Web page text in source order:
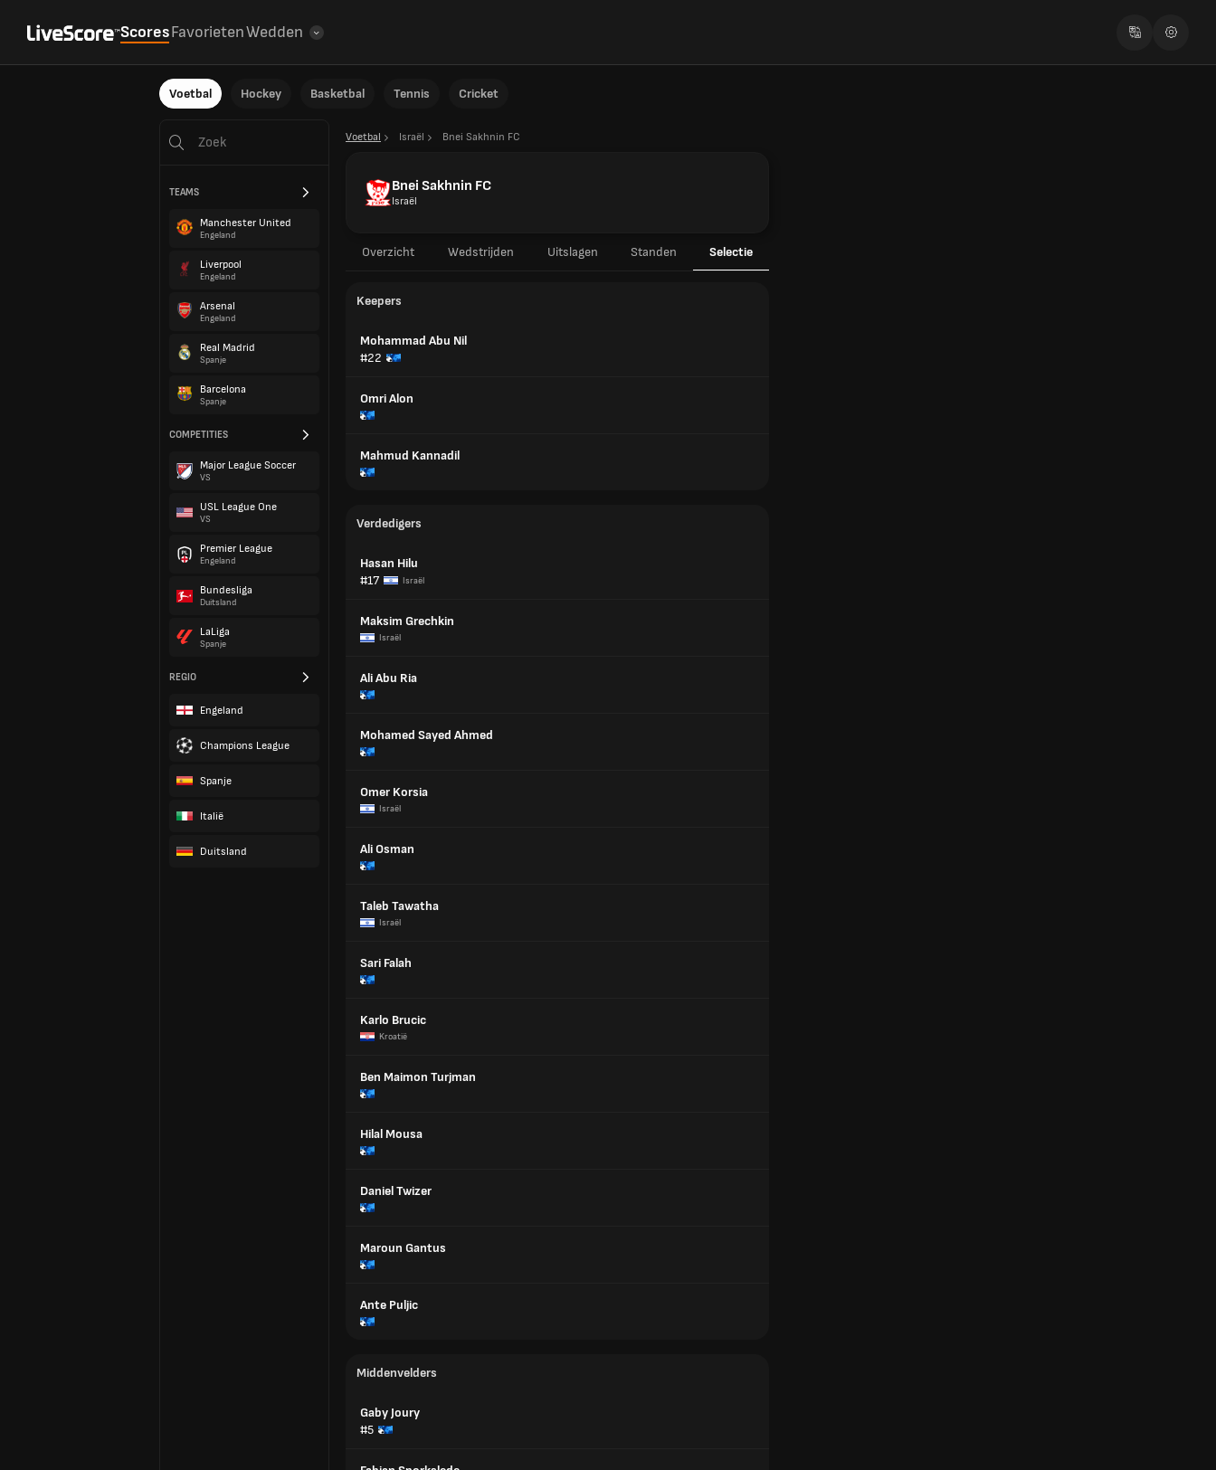
ScoresFavorietenWedden
Voetbal Hockey Basketbal Tennis Cricket
TEAMS
Manchester United
Engeland
Liverpool
Engeland
Arsenal
Engeland
Real Madrid
Spanje
Barcelona
Spanje
COMPETITIES
Major League Soccer
VS
USL League One
VS
Premier League
Engeland
Bundesliga
Duitsland
LaLiga
Spanje
REGIO
Engeland
Champions League
Spanje
Italië
Duitsland
Voetbal Israël Bnei Sakhnin FC
Bnei Sakhnin FC
Israël
Overzicht Wedstrijden Uitslagen Standen Selectie
Keepers
Mohammad Abu Nil
#22
Omri Alon
Mahmud Kannadil
Verdedigers
Hasan Hilu
#17
Israël
Maksim Grechkin
Israël
Ali Abu Ria
Mohamed Sayed Ahmed
Omer Korsia
Israël
Ali Osman
Taleb Tawatha
Israël
Sari Falah
Karlo Brucic
Kroatië
Ben Maimon Turjman
Hilal Mousa
Daniel Twizer
Maroun Gantus
Ante Puljic
Middenvelders
Gaby Joury
#5